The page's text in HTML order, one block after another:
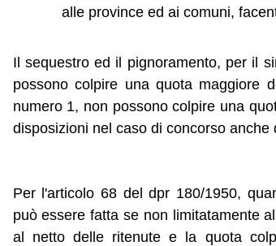
alle province ed ai comuni,
Il sequestro ed il pignoramento, per il
possono colpire una quota maggiore
numero 1, non possono colpire una
disposizioni nel caso di concorso
Per l'articolo 68 del dpr 180/1950,
può essere fatta se non limitatamente
al netto delle ritenute e la quota